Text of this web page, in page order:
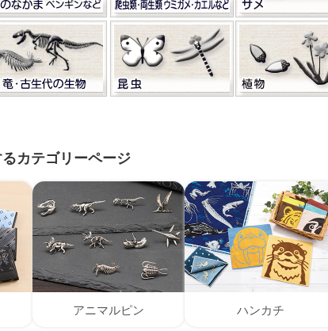
るカテゴリーページ
アニマルピン ハンカチ